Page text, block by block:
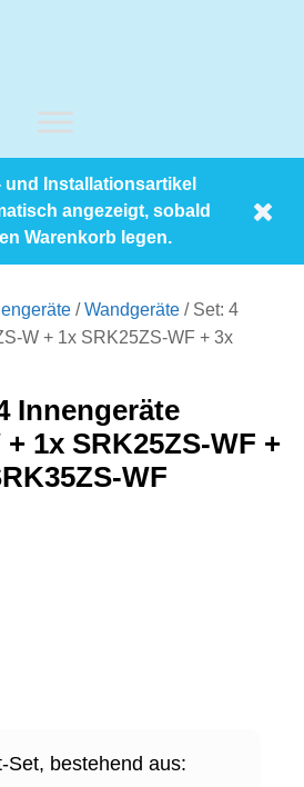
und Installationsartikel
angezeigt, sobald
Warenkorb legen.
/Wandgeräte / Set: 4
W + 1x SRK25ZS-WF + 3x
Innengeräte
+ 1x SRK25ZS-WF +
WF
Set, bestehend aus: